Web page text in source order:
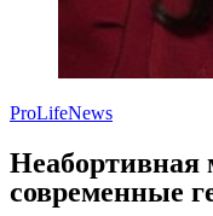
ProLifeNews
Неабортивная
современные